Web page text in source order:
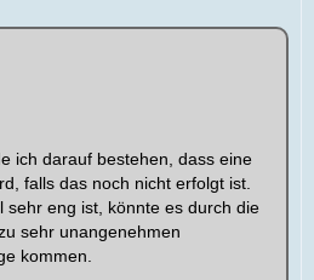
ich darauf bestehen, dass eine
falls das noch nicht erfolgt ist.
sehr eng ist, könnte es durch die
sehr unangenehmen
kommen.